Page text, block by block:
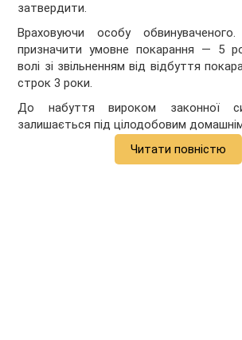
затвердити.
Враховуючи особу
призначити умовне покарання — 5
волі зі звільненням від відбуття
строк 3 роки.
До набуття вироком законної
залишається під цілодобовим
Читати повністю